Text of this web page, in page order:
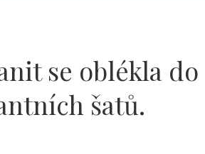
se oblékla do
šatů.